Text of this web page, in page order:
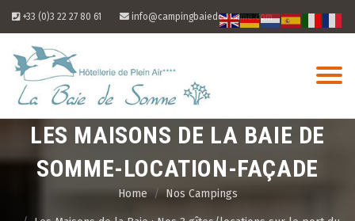
+33 (0)3 22 27 80 61 info@campingbaiedesomme.com
LES MAISONS DE LA BAIE DE
SOMME-LOCATION-FAÇADE
Home Nos Campings